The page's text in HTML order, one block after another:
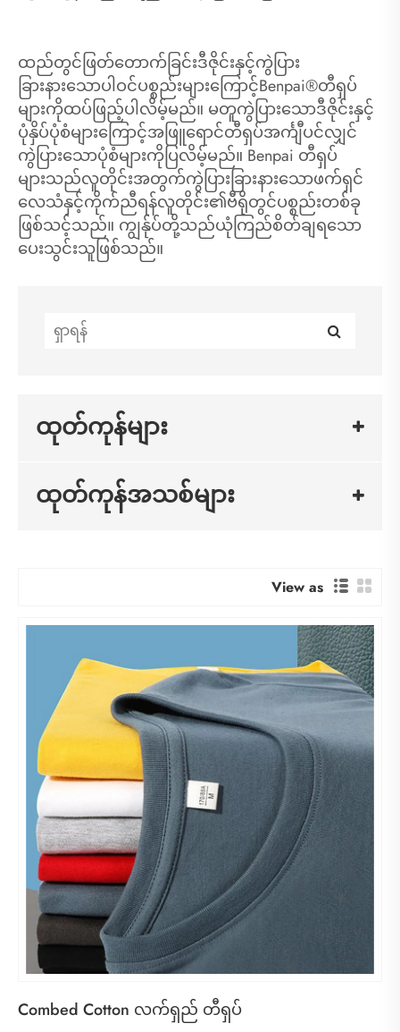
ထည်တွင်ဖြတ်တောက်ခြင်းဒီဇိုင်းနှင့်ကွဲပြား
ခြားနားသောပါဝင်ပစ္စည်းများကြောင့်Benpai®တီရှပ်
များကိုထပ်ဖြည့်ပါလိမ့်မည်။ မတူကွဲပြားသောဒီဇိုင်းနှင့်
ပုံနှိပ်ပုံစံများကြောင့်အဖြူရောင်တီရှပ်အင်္ကျီပင်လျှင်
ကွဲပြားသောပုံစံများကိုပြလိမ့်မည်။ Benpai တီရှပ်
များသည်လူတိုင်းအတွက်ကွဲပြားခြားနားသောဖက်ရှင်
လေသံနှင့်ကိုက်ညီရန်လူတိုင်း၏ဗီရိုတွင်ပစ္စည်းတစ်ခု
ဖြစ်သင့်သည်။ ကျွန်ုပ်တို့သည်ယုံကြည်စိတ်ချရသော
ပေးသွင်းသူဖြစ်သည်။
ထုတ်ကုန်များ
ထုတ်ကုန်အသစ်များ
View as
Combed Cotton လက်ရှည် တီရှပ်